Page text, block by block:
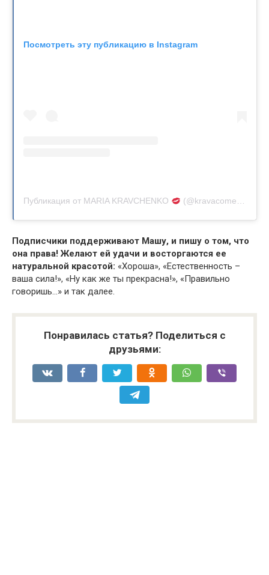
Посмотреть эту публикацию в Instagram
Публикация от MARIA KRAVCHENKO (@kravacomedy)
Подписчики поддерживают Машу, и пишу о том, что
она права! Желают ей удачи и восторгаются ее
натуральной красотой: «Хороша», «Естественность –
ваша сила!», «Ну как же ты прекрасна!», «Правильно
говоришь…» и так далее.
Понравилась статья? Поделиться с
друзьями: